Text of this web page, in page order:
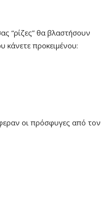
“ρίζες” θα βλαστήσουν
κάνετε προκειμένου:
οι πρόσφυγες από τον